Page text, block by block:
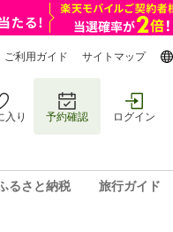
ご利用ガイド サイトマップ
入り 予約確認 ログイン
るさと納税 旅行ガイド